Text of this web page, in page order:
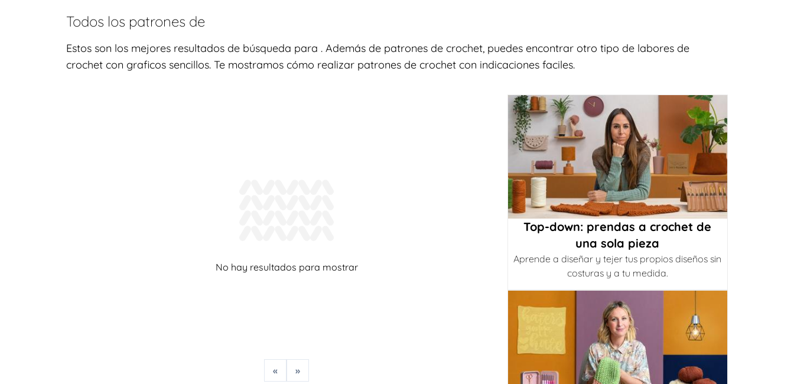
Todos los patrones de
Estos son los mejores resultados de búsqueda para . Además de patrones de crochet, puedes encontrar otro tipo de labores de
crochet con graficos sencillos. Te mostramos cómo realizar patrones de crochet con indicaciones faciles.
No hay resultados para mostrar
« »
Top-down: prendas a crochet de
una sola pieza
Aprende a diseñar y tejer tus propios diseños sin
costuras y a tu medida.